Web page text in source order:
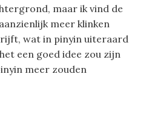
maar ik vind de
meer klinken
wat in pinyin uiteraard
een goed idee zou zijn
meer zouden